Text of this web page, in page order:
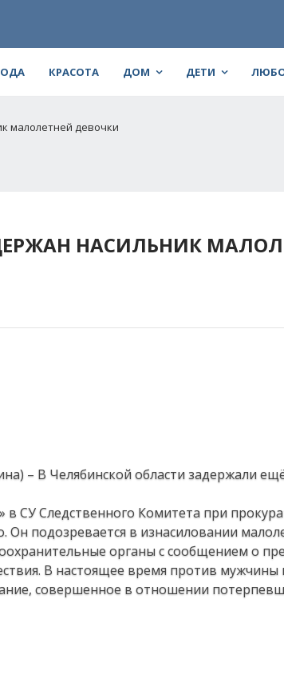
КРАСОТА ДОМ ДЕТИ
малолетней девочки
НАСИЛЬНИК
– В Челябинской области задержали
СУ Следственного Комитета при
Он подозревается в изнасиловании
органы с сообщением о
В настоящее время против мужчины
совершенное в отношении